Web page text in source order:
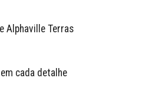
Alphaville Terras
cada detalhe